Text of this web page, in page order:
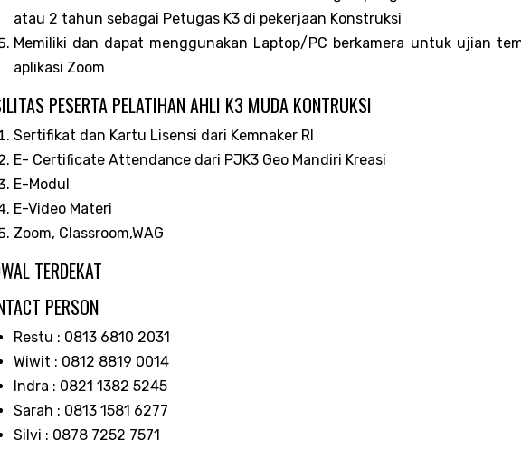
atau 2 tahun sebagai Petugas K3 di pekerjaan Konstruksi
Memiliki dan dapat menggunakan Laptop/PC berkamera untuk ujian
aplikasi Zoom
PESERTA PELATIHAN AHLI K3 MUDA KONTRUKSI
Sertifikat dan Kartu Lisensi dari Kemnaker RI
E- Certificate Attendance dari PJK3 Geo Mandiri Kreasi
E-Modul
E-Video Materi
Zoom, Classroom,WAG
TERDEKAT
PERSON
Restu : 0813 6810 2031
Wiwit : 0812 8819 0014
Indra : 0821 1382 5245
Sarah : 0813 1581 6277
Silvi : 0878 7252 7571